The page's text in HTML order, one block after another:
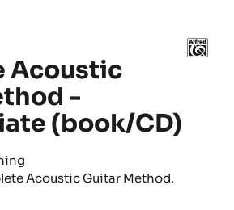
Acoustic
-
(book/CD)
Acoustic Guitar Method.